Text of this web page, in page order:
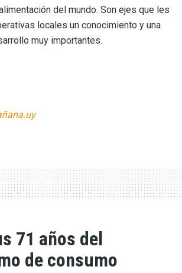
del mundo. Son ejes que les
locales un conocimiento y una
muy importantes.
71 años del
de consumo